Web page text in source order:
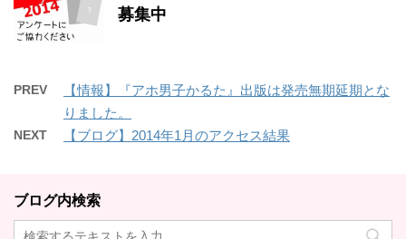
募集中
PREV
【情報】『アホ男子かるた』出版は発売無期延期とな
りました。
NEXT 【ブログ】2014年1月のアクセス結果
ブログ内検索